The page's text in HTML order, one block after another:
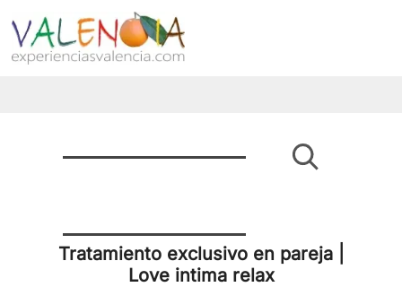
Tratamiento exclusivo en pareja |
Love intima relax